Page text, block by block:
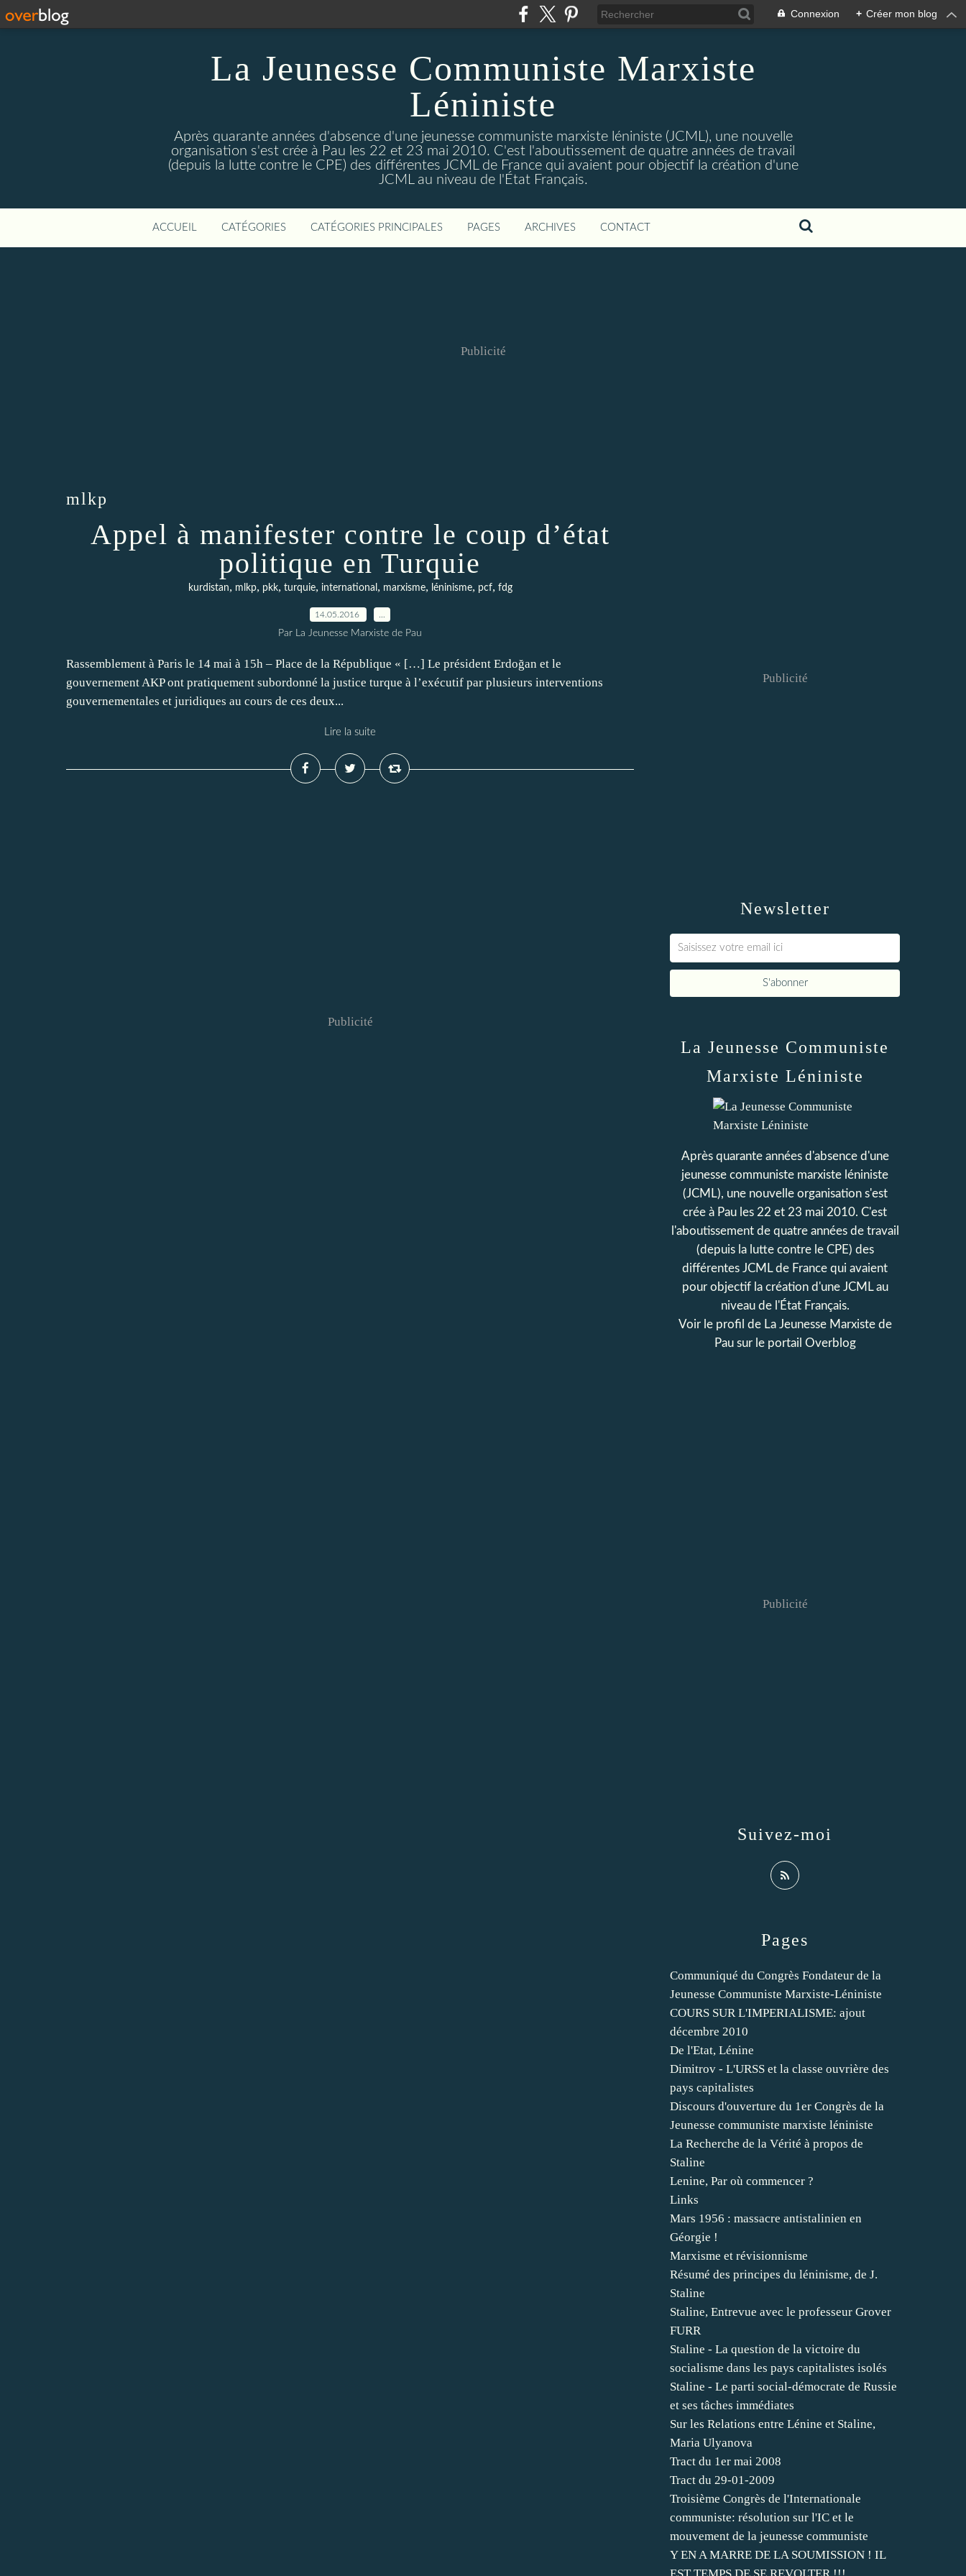
Connexion + Créer mon blog
La Jeunesse Communiste Marxiste
Léniniste
Après quarante années d'absence d'une jeunesse communiste marxiste léniniste (JCML), une nouvelle
organisation s'est crée à Pau les 22 et 23 mai 2010. C'est l'aboutissement de quatre années de travail
(depuis la lutte contre le CPE) des différentes JCML de France qui avaient pour objectif la création d'une
JCML au niveau de l'État Français.
ACCUEIL CATÉGORIES CATÉGORIES PRINCIPALES PAGES ARCHIVES CONTACT
Publicité
mlkp
Appel à manifester contre le coup d’état
politique en Turquie
kurdistan, mlkp, pkk, turquie, international , marxisme, léninisme, pcf, fdg
14.05.2016
Par La Jeunesse Marxiste de Pau
Rassemblement à Paris le 14 mai à 15h – Place de la République « […] Le président Erdoğan et le
gouvernement AKP ont pratiquement subordonné la justice turque à l’exécutif par plusieurs interventions
gouvernementales et juridiques au cours de ces deux...
Lire la suite
Publicité
Newsletter
Publicité
Pages
Communiqué du Congrès Fondateur de la
Jeunesse Communiste Marxiste-Léniniste
COURS SUR L'IMPERIALISME: ajout
décembre 2010
De l'Etat, Lénine
Dimitrov - L'URSS et la classe ouvrière des
pays capitalistes
Discours d'ouverture du 1er Congrès de la
Jeunesse communiste marxiste léniniste
La Recherche de la Vérité à propos de
Staline
Lenine, Par où commencer ?
Links
Mars 1956 : massacre antistalinien en
Géorgie !
Marxisme et révisionnisme
Résumé des principes du léninisme, de J.
Staline
Staline, Entrevue avec le professeur Grover
FURR
Staline - La question de la victoire du
socialisme dans les pays capitalistes isolés
Staline - Le parti social-démocrate de Russie
et ses tâches immédiates
Sur les Relations entre Lénine et Staline,
Maria Ulyanova
Tract du 1er mai 2008
Tract du 29-01-2009
Troisième Congrès de l'Internationale
communiste: résolution sur l'IC et le
mouvement de la jeunesse communiste
Y EN A MARRE DE LA SOUMISSION ! IL
La Jeunesse Communiste
Marxiste Léniniste
Après quarante années d'absence d'une
jeunesse communiste marxiste léniniste
(JCML), une nouvelle organisation s'est
crée à Pau les 22 et 23 mai 2010. C'est
l'aboutissement de quatre années de travail
(depuis la lutte contre le CPE) des
différentes JCML de France qui avaient
pour objectif la création d'une JCML au
niveau de l'État Français.
Voir le profil de La Jeunesse Marxiste de
Pausur le portail Overblog
Suivez-moi
Publicité